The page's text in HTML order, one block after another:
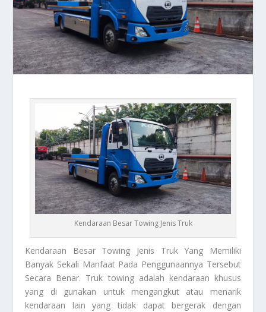
Kendaraan Besar Towing Jenis Truk
Kendaraan Besar Towing Jenis Truk Yang Memiliki
Banyak Sekali Manfaat Pada Penggunaannya Tersebut
Secara Benar. Truk towing adalah kendaraan khusus
yang di gunakan untuk mengangkut atau menarik
kendaraan lain yang tidak dapat bergerak dengan